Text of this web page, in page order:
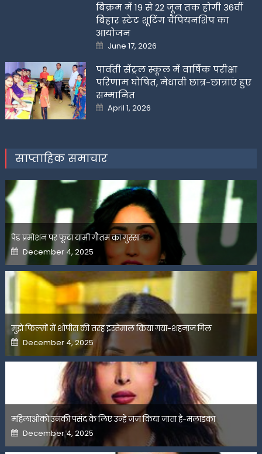
बिक्रम में 19 से 22 जून तक होगी 36वीं
बिहार स्टेट शूटिंग चैंपियनशिप का
आयोजन
Posted
on
June 17, 2026
पार्वती सेंट्रल स्कूल में वार्षिक परीक्षा
परिणाम घोषित, मेधावी छात्र-छात्राएं हुए
सम्मानित
Posted
on
April 1, 2026
साप्ताहिक समाचार
पेड प्रमोशन पर फूटा यामी गौतम का गुस्सा
Posted
on
December 4, 2025
मुझे फिल्मों में शोपीस की तरह इस्तेमाल किया गया-शहनाज गिल
Posted
on
December 4, 2025
महिलाओंको उनकी पसंद के लिए उन्हें जज किया जाता है-मलाइका
Posted
on
December 4, 2025